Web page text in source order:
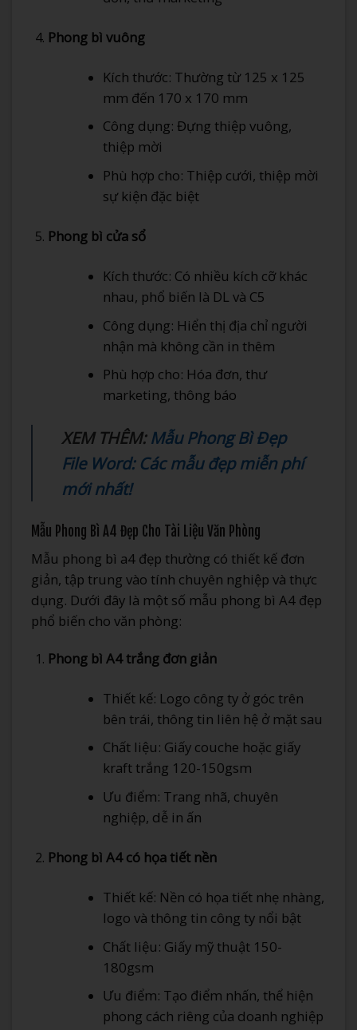
Phong bì vuông
Kích thước: Thường từ 125 x 125
mm đến 170 x 170 mm
Công dụng: Đựng thiệp vuông,
thiệp mời
Phù hợp cho: Thiệp cưới, thiệp mời
sự kiện đặc biệt
Phong bì cửa sổ
Kích thước: Có nhiều kích cỡ khác
nhau, phổ biến là DL và C5
Công dụng: Hiển thị địa chỉ người
nhận mà không cần in thêm
Phù hợp cho: Hóa đơn, thư
marketing, thông báo
XEM THÊM:Mẫu Phong Bì Đẹp
File Word: Các mẫu đẹp miễn phí
mới nhất!
Mẫu Phong Bì A4 Đẹp Cho Tài Liệu Văn Phòng
Mẫu phong bì a4 đẹp thường có thiết kế đơn
giản, tập trung vào tính chuyên nghiệp và thực
dụng. Dưới đây là một số mẫu phong bì A4 đẹp
phổ biến cho văn phòng:
Phong bì A4 trắng đơn giản
Thiết kế: Logo công ty ở góc trên
bên trái, thông tin liên hệ ở mặt sau
Chất liệu: Giấy couche hoặc giấy
kraft trắng 120-150gsm
Ưu điểm: Trang nhã, chuyên
nghiệp, dễ in ấn
Phong bì A4 có họa tiết nền
Thiết kế: Nền có họa tiết nhẹ nhàng,
logo và thông tin công ty nổi bật
Chất liệu: Giấy mỹ thuật 150-
180gsm
Ưu điểm: Tạo điểm nhấn, thể hiện
phong cách riêng của doanh nghiệp